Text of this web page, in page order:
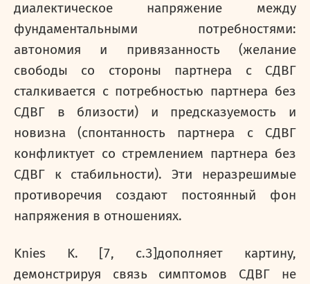
диалектическое напряжение между
фундаментальными потребностями:
автономия и привязанность (желание
свободы со стороны партнера с СДВГ
сталкивается с потребностью партнера без
СДВГ в близости) и предсказуемость и
новизна (спонтанность партнера с СДВГ
конфликтует со стремлением партнера без
СДВГ к стабильности). Эти неразрешимые
противоречия создают постоянный фон
напряжения в отношениях.
Knies K. [7, c.3]дополняет картину,
демонстрируя связь симптомов СДВГ не